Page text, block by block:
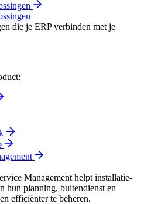
die je ERP verbinden met je
Management helpt installatie-
hun planning, buitendienst en
efficiënter te beheren.